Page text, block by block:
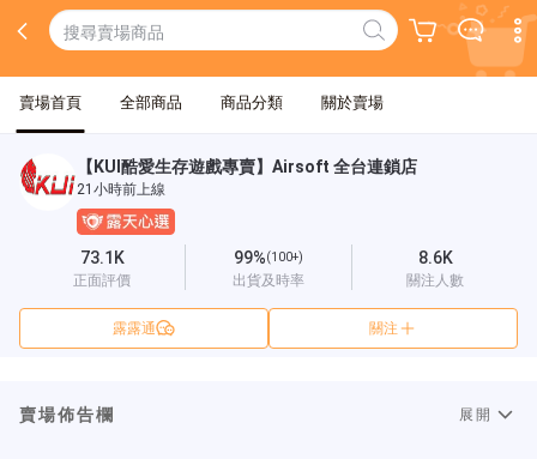
賣場首頁 全部商品 商品分類 關於賣場
【KUI酷愛生存遊戲專賣】Airsoft 全台連鎖店
21小時前上線
73.1K
正面評價
99%(100+)
出貨及時率
8.6K
關注人數
露露通 關注
賣場佈告欄 展開